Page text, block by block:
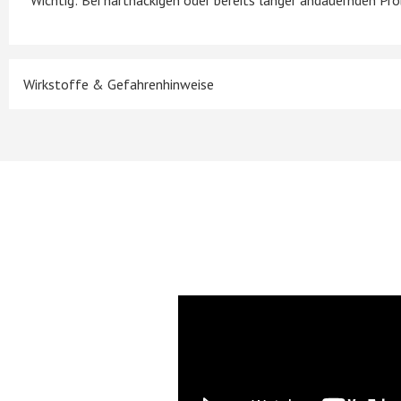
Wirkstoffe & Gefahrenhinweise